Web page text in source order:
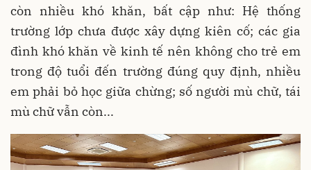
còn nhiều khó khăn, bất cập như: Hệ thống
trường lớp chưa được xây dựng kiên cố; các gia
đình khó khăn về kinh tế nên không cho trẻ em
trong độ tuổi đến trường đúng quy định, nhiều
em phải bỏ học giữa chừng; số người mù chữ, tái
mù chữ vẫn còn...